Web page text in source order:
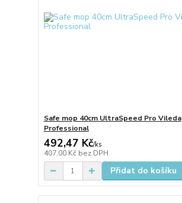
Safe mop 40cm UltraSpeed Pro Vileda
Professional
492,47 Kč/ks
407,00 Kč bez DPH
Přidat do košíku